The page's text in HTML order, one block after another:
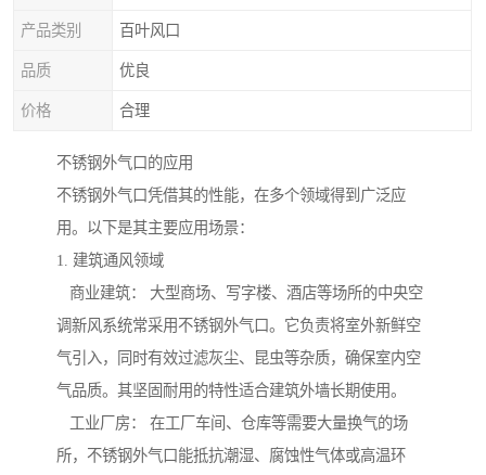
产品类别 百叶风口
品质 优良
价格 合理
不锈钢外气口的应用
不锈钢外气口凭借其的性能，在多个领域得到广泛应
用。以下是其主要应用场景：
1. 建筑通风领域
商业建筑： 大型商场、写字楼、酒店等场所的中央空
调新风系统常采用不锈钢外气口。它负责将室外新鲜空
气引入，同时有效过滤灰尘、昆虫等杂质，确保室内空
气品质。其坚固耐用的特性适合建筑外墙长期使用。
工业厂房： 在工厂车间、仓库等需要大量换气的场
所，不锈钢外气口能抵抗潮湿、腐蚀性气体或高温环